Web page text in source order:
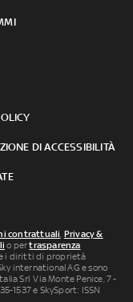
DI ACCESSIBILITÀ
contrattuali, Privacy &
o pertrasparenza
i diritti di proprietà
international AG e sono
Srl Via Monte Penice, 7 -
1537 e SkySport: ISSN